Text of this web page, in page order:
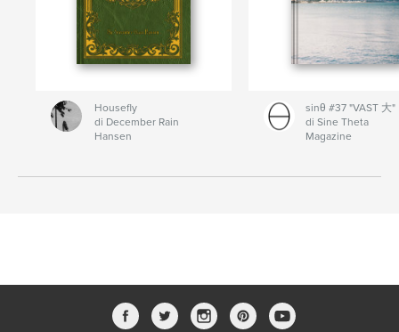
Housefly
di December Rain
Hansen
sinθ #37 "VAST 大"
di Sine Theta
Magazine